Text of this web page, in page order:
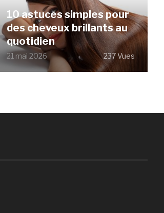
10 astuces simples pour
des cheveux brillants au
quotidien
21 mai 2026 237 Vues